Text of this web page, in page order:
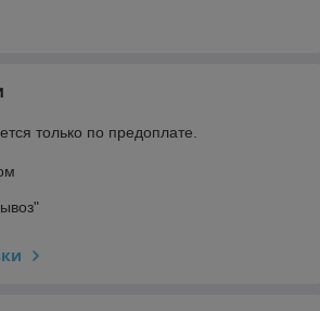
только по предоплате.